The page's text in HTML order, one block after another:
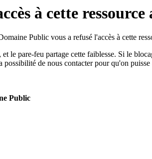
à cette
Public vous a refusé l'accès à cette
le pare-feu partage cette faiblesse. Si le
possibilité de nous contacter pour qu'on
Public